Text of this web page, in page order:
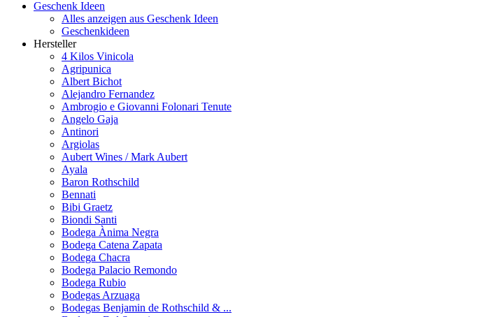
Geschenk Ideen
Alles anzeigen aus Geschenk Ideen
Geschenkideen
Hersteller
4 Kilos Vinicola
Agripunica
Albert Bichot
Alejandro Fernandez
Ambrogio e Giovanni Folonari Tenute
Angelo Gaja
Antinori
Argiolas
Aubert Wines / Mark Aubert
Ayala
Baron Rothschild
Bennati
Bibi Graetz
Biondi Santi
Bodega Ànima Negra
Bodega Catena Zapata
Bodega Chacra
Bodega Palacio Remondo
Bodega Rubio
Bodegas Arzuaga
Bodegas Benjamin de Rothschild & ...